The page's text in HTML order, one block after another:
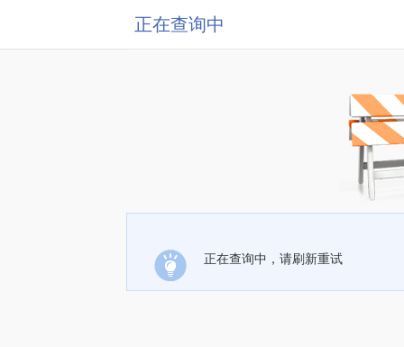
正在查询中
正在查询中，请刷新重试